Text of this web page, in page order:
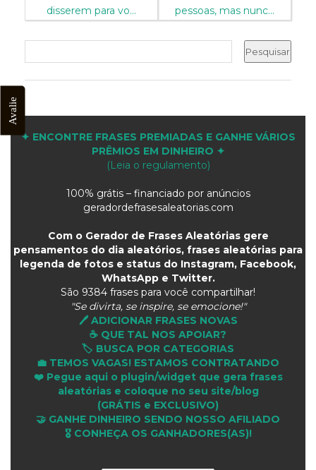
disserem para vo...
pessoas, mas nunc...
✦ ENCONTRE FRASES PREMIADAS E GANHE VÁRIOS
PRÊMIOS EM DINHEIRO ✦
(Leia o regulamento)
100% grátis – financiado por anúncios
geradordefrasesaleatorias.com
Com o Gerador de Frases Aleatórias gere
pensamentos do dia aleatórios, frases aleatórias para
legenda de fotos e status do Instagram, Facebook,
WhatsApp e Twitter.
São 9384 frases para você compartilhar!
"Se divirta, se inspire, se emocione!"
🖊️ ADICIONAR FRASES NOVAS
☕ QUE TAL NOS APOIAR?
🏷️ BUSCA POR CATEGORIAS
💼 TEMOS VAGAS! ESTAMOS CONTRATANDO
❤️ Pegue aqui o plugin/widget que gera frases
aleatórias e coloque no seu site/blog
(GRÁTIS e EXCLUSIVO)
🤝 GANHE DINHEIRO SENDO NOSSO AFILIADO
🎖 CONHEÇA OS GANHADORES(AS)!
Avalie